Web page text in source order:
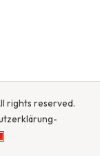
rights reserved.
-